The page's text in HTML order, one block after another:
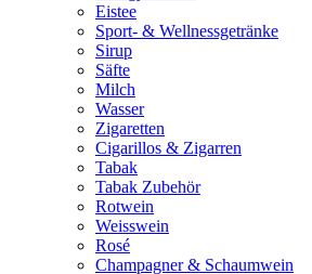
Eistee
Sport- & Wellnessgetränke
Sirup
Säfte
Milch
Wasser
Zigaretten
Cigarillos & Zigarren
Tabak
Tabak Zubehör
Rotwein
Weisswein
Rosé
Champagner & Schaumwein